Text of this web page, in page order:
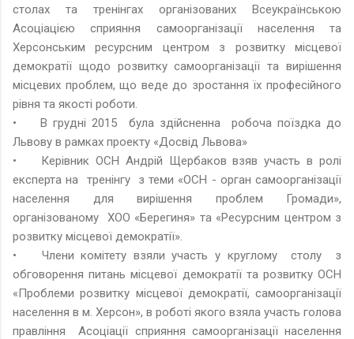
столах та тренінгах організованих Всеукраїнською
Асоціацією сприяння самоорганізації населення та
Херсонським ресурсним центром з розвитку місцевої
демократії щодо розвитку самоорганізації та вирішення
місцевих проблем, що веде до зростання їх професійного
рівня та якості роботи.
•
В грудні 2015 була здійсненна робоча поїздка до
Львову в рамках проекту «Досвід Львова»
•
Керівник ОСН Андрій Щербаков взяв участь в ролі
експерта на тренінгу з теми «ОСН - орган самоорганізації
населення для вирішення проблем Громади»,
організованому ХОО «Берегиня» та «Ресурсним центром з
розвитку місцевої демократії».
•
Члени комітету взяли участь у круглому столу з
обговорення питань місцевої демократії та розвитку ОСН
«Проблеми розвитку місцевої демократії, самоорганізації
населення в м. Херсон», в роботі якого взяла участь голова
правління Асоціації сприяння самоорганізації населення